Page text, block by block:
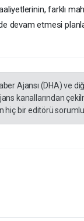
farklı
devam etmesi
Ajansı (DHA) ve
kanallarından
bir editörü sorumlu